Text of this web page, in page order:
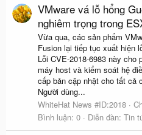
VMware vá lỗ hổng
nghiêm trọng trong
Vừa qua, các sản phẩm
Fusion lại tiếp tục xuất hiện
Lỗi CVE-2018-6983 này cho
máy host và kiểm soát hệ
cấp bản cập nhật cho tất cả
Người dùng...
WhiteHat News #ID:2018
Bình luận: 0 Diễn đàn: Tin